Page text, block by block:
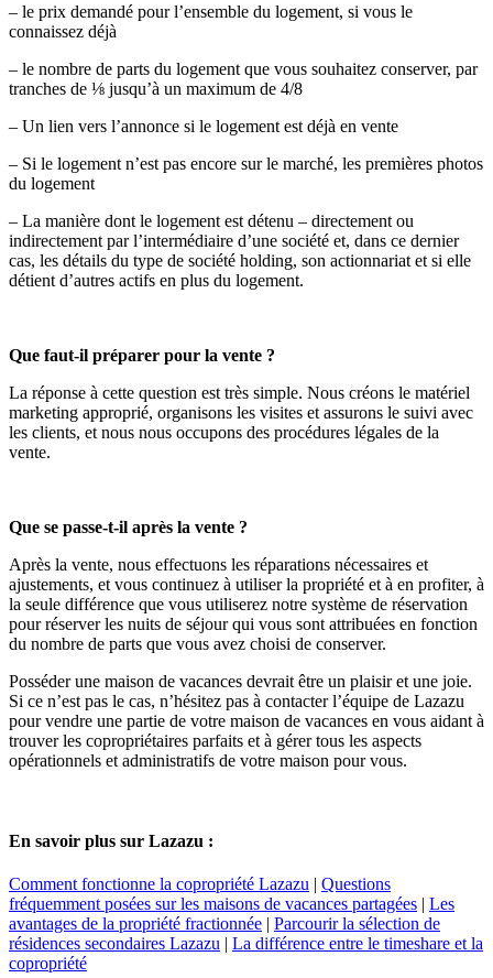
– le prix demandé pour l’ensemble du logement, si vous le
connaissez déjà
– le nombre de parts du logement que vous souhaitez conserver, par
tranches de ⅛ jusqu’à un maximum de 4/8
– Un lien vers l’annonce si le logement est déjà en vente
– Si le logement n’est pas encore sur le marché, les premières photos
du logement
– La manière dont le logement est détenu – directement ou
indirectement par l’intermédiaire d’une société et, dans ce dernier
cas, les détails du type de société holding, son actionnariat et si elle
détient d’autres actifs en plus du logement.
Que faut-il préparer pour la vente ?
La réponse à cette question est très simple. Nous créons le matériel
marketing approprié, organisons les visites et assurons le suivi avec
les clients, et nous nous occupons des procédures légales de la
vente.
Que se passe-t-il après la vente ?
Après la vente, nous effectuons les réparations nécessaires et
ajustements, et vous continuez à utiliser la propriété et à en profiter, à
la seule différence que vous utiliserez notre système de réservation
pour réserver les nuits de séjour qui vous sont attribuées en fonction
du nombre de parts que vous avez choisi de conserver.
Posséder une maison de vacances devrait être un plaisir et une joie.
Si ce n’est pas le cas, n’hésitez pas à contacter l’équipe de Lazazu
pour vendre une partie de votre maison de vacances en vous aidant à
trouver les copropriétaires parfaits et à gérer tous les aspects
opérationnels et administratifs de votre maison pour vous.
En savoir plus sur Lazazu :
Comment fonctionne la copropriété Lazazu | Questions
fréquemment posées sur les maisons de vacances partagées | Les
avantages de la propriété fractionnée | Parcourir la sélection de
résidences secondaires Lazazu | La différence entre le timeshare et la
copropriété